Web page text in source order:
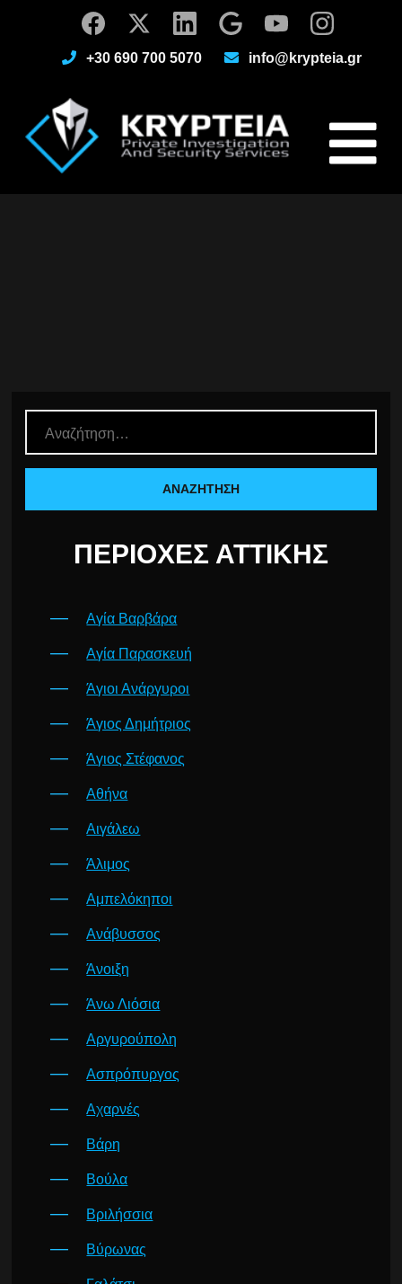
+30 690 700 5070 info@krypteia.gr
ΠΕΡΙΟΧΈΣ ΑΤΤΙΚΉΣ
Αγία Βαρβάρα
Αγία Παρασκευή
Άγιοι Ανάργυροι
Άγιος Δημήτριος
Άγιος Στέφανος
Αθήνα
Αιγάλεω
Άλιμος
Αμπελόκηποι
Ανάβυσσος
Άνοιξη
Άνω Λιόσια
Αργυρούπολη
Ασπρόπυργος
Αχαρνές
Βάρη
Βούλα
Βριλήσσια
Βύρωνας